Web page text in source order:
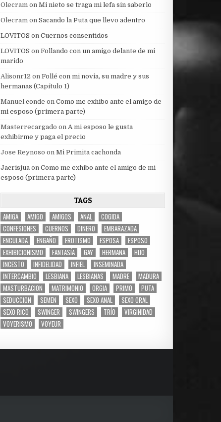
Olecram onMi nieto se traga mi lefa sin saberlo
Olecram onSacando la Puta que llevo adentro
LOVITOS onCuernos consentidos
LOVITOS onFollando con un amigo delante de mi
marido
Alisonr12 onFollé con mi novia, su madre y sus
hermanas (Capítulo 1)
Manuel conde onComo me exhibo ante el amigo de
mi esposo (primera parte)
Masterrecargado on A mi esposo le gusta
exhibirme y paga el precio
Jose Reynoso onMi Primita cachonda
Jacrisjua onComo me exhibo ante el amigo de mi
esposo (primera parte)
TAGS
AMIGA AMIGO AMIGOS ANAL
COGIDA
CONFESIONES
CUERNOS DINERO
EMBARAZADA
ENCULADA
ENGAÑO EROTISMO ESPOSA
ESPOSO
EXHIBICIONISMO
FANTASÍA GAY HERMANA
HIJO
INCESTO
INFIDELIDAD INFIEL
INSEMINADA
INTERCAMBIO
LESBIANA LESBIANAS MADRE
MADURA
MASTURBACION
MATRIMONIO ORGIA PRIMO
PUTA
SEDUCCION
SEMEN SEXO SEXO ANAL
SEXO ORAL
SEXO RICO
SWINGER SWINGERS TRÍO
VIRGINIDAD
VOYERISMO
VOYEUR